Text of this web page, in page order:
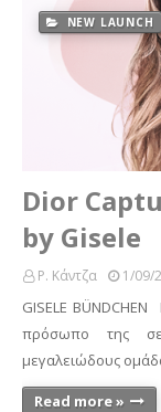
NEW LAUNCH
Dior
by Gisele
Ρ. Κάντζα 1/09/
GISELE
πρόσωπο της
μεγαλειώδους
Read more »